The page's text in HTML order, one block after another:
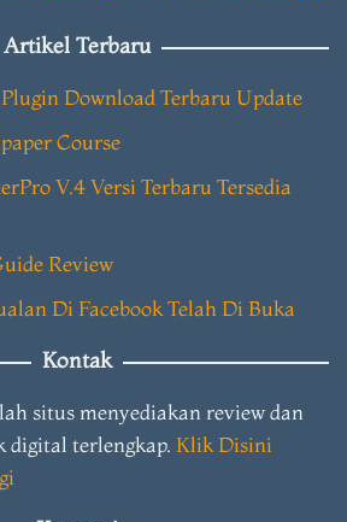
Artikel Terbaru
Download Terbaru Update
Course
V.4 Versi Terbaru Tersedia
Review
Di Facebook Telah Di Buka
Kontak
situs menyediakan review dan
digital terlengkap. Klik Disini